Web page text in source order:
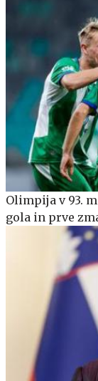
Olimpija v 93.
gola in prve